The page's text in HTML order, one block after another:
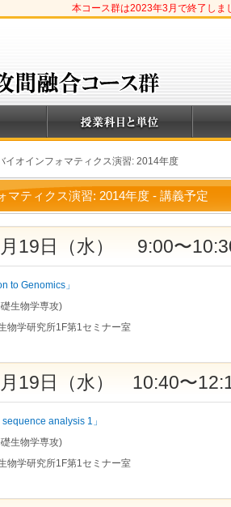
本コース群は2023年3月で終了しま
イオインフォマティクス演習: 2014年度
マティクス演習: 2014年度 - 講義予定
19日（水） 9:00〜
to Genomics」
生物学専攻)
物学研究所1F第1セミナー室
19日（水） 10:40〜
sequence analysis 1」
生物学専攻)
物学研究所1F第1セミナー室